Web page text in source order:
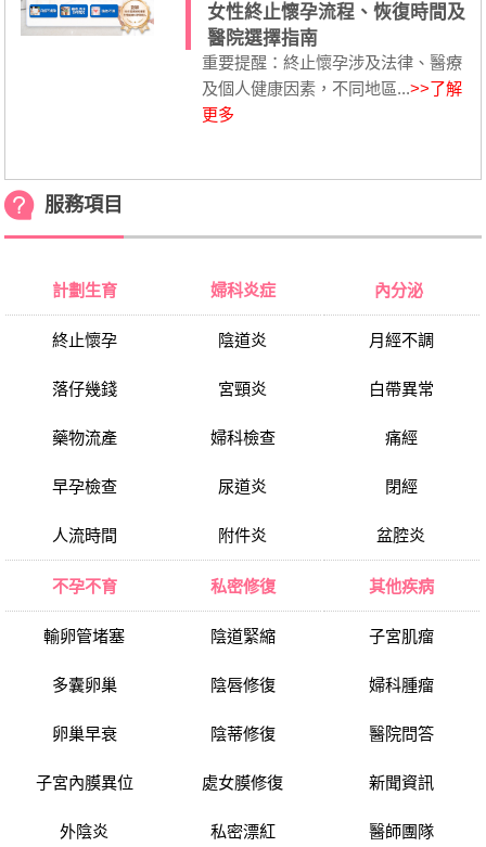
女性終止懷孕流程、恢復時間及
醫院選擇指南
重要提醒：終止懷孕涉及法律、醫療
及個人健康因素，不同地區...>>了解
更多
服務項目
計劃生育
終止懷孕
落仔幾錢
藥物流產
早孕檢查
人流時間
婦科炎症
陰道炎
宮頸炎
婦科檢查
尿道炎
附件炎
內分泌
月經不調
白帶異常
痛經
閉經
盆腔炎
不孕不育
輸卵管堵塞
多囊卵巢
卵巢早衰
子宮內膜異位
外陰炎
私密修復
陰道緊縮
陰唇修復
陰蒂修復
處女膜修復
私密漂紅
其他疾病
子宮肌瘤
婦科腫瘤
醫院問答
新聞資訊
醫師團隊